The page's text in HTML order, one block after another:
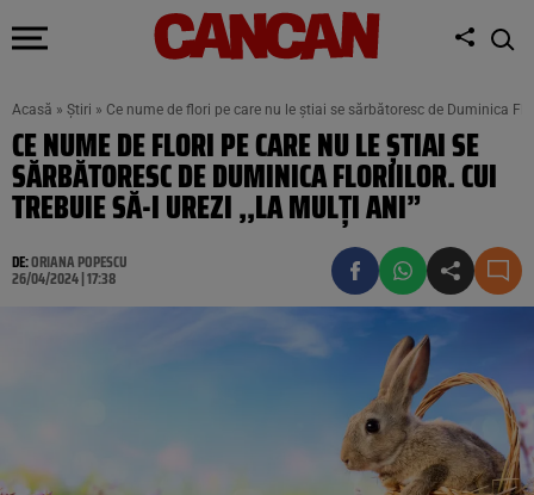
Acasă » Știri » Ce nume de flori pe care nu le știai se sărbătoresc de Duminica
CE NUME DE FLORI PE CARE NU LE ȘTIAI SE
SĂRBĂTORESC DE DUMINICA FLORIILOR. CUI
TREBUIE SĂ-I UREZI ,,LA MULȚI ANI”
DE:ORIANA POPESCU
26/04/2024 | 17:38